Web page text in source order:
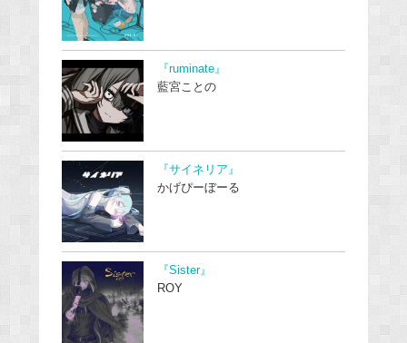
『ruminate』
藍宮ことの
『サイネリア』
かげぴーぼーる
『Sister』
ROY